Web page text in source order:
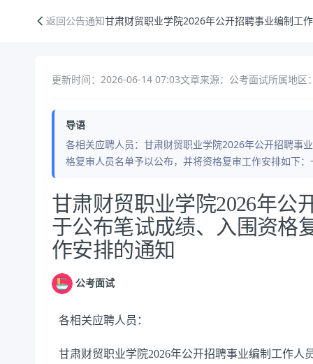
返回公告通知甘肃财贸职业学院2026年公开招聘事业编制工
更新时间：2026-06-14 07:03文章来源：公考面试所属地区
导语
各相关应聘人员：甘肃财贸职业学院2026年公开招聘事
格复审人员名单予以公布，并将资格复审工作安排如下
公告正文
甘肃财贸职业学院2026年公
于公布笔试成绩、入围资格
作安排的通知
公考面试
各相关应聘人员 ：
甘肃财贸职业学院2026年公开招聘事业编制工作人